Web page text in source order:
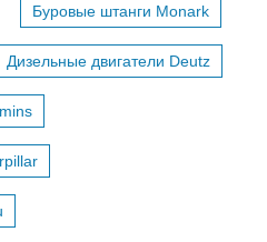
Буровые штанги Monark
Дизельные двигатели Deutz